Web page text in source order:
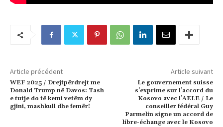
Article précédent
WEF 2025 / Drejtpërdrejt me
Donald Trump në Davos: Tash
e tutje do të kemi vetëm dy
gjini, mashkull dhe femër!
Article suivant
Le gouvernement suisse
s’exprime sur l’accord du
Kosovo avec l’AELE / Le
conseiller fédéral Guy
Parmelin signe un accord de
libre-échange avec le Kosovo